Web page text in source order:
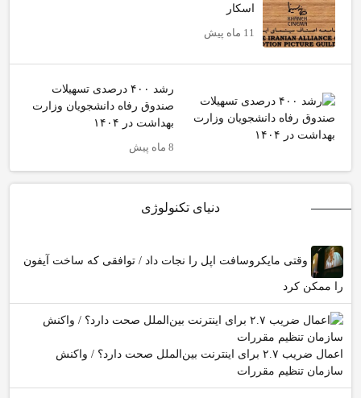
اسکار
11 ماه پیش
رشد ۴۰۰ درصدی تسهیلات
صندوق رفاه دانشجویان وزارت
بهداشت در ۱۴۰۴
8 ماه پیش
دنیای تکنولوژی
وقتی مایکروسافت اپل را نجات داد / توافقی که ساخت آیفون
را ممکن کرد
اعمال ضریب ۲.۷ برای اینترنت بین‌الملل صحت دارد؟ / واکنش
سازمان تنظیم مقررات